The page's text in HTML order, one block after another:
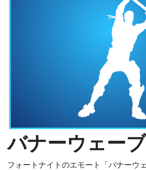
バナーウェーブ
フォートナイトのエモート「バナーウ